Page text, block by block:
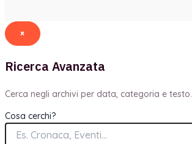
×
Ricerca Avanzata
Cerca negli archivi per data, categoria e testo.
Cosa cerchi?